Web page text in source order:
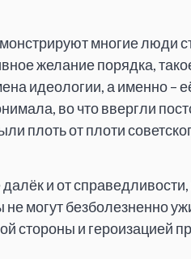
многие люди
желание порядка,
идеологии, а именно –
во что ввергли
плоть от плоти
и от справедливости,
могут безболезненно
стороны и героизацией